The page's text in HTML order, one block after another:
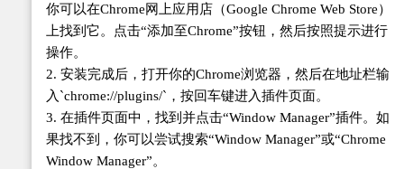
你可以在Chrome网上应用店（Google Chrome Web Store）
上找到它。点击“添加至Chrome”按钮，然后按照提示进行
操作。
2. 安装完成后，打开你的Chrome浏览器，然后在地址栏输
入`chrome://plugins/`，按回车键进入插件页面。
3. 在插件页面中，找到并点击“Window Manager”插件。如
果找不到，你可以尝试搜索“Window Manager”或“Chrome
Window Manager”。